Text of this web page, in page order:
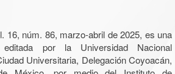
16, núm. 86, marzo-abril de 2025, es una
editada por la Universidad Nacional
Universitaria, Delegación Coyoacán,